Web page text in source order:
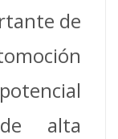
de
alta